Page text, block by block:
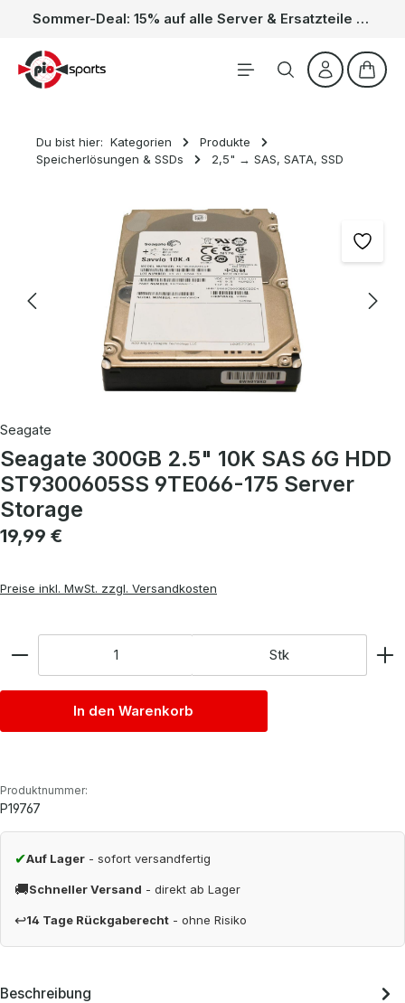
Zum Hauptinhalt springen Sommer-Deal: 15% auf alle Server & Ersatzteile – Kein Code nötig, der Rabatt wird automatisch im Warenkorb abgezogen. Gültig vom 01.06. bis 31.08.
Du bist hier: Kategorien
Produkte
Speicherlösungen & SSDs
2,5" → SAS, SATA, SSD
Bildergalerie überspringen
Seagate
Seagate 300GB 2.5" 10K SAS 6G HDD
ST9300605SS 9TE066-175 Server
Storage
Regulärer Preis:
19,99 €
Preise inkl. MwSt. zzgl. Versandkosten
Stk
In den Warenkorb
Produktnummer:
P19767
✔Auf Lager - sofort versandfertig
🚚Schneller Versand - direkt ab Lager
↩14 Tage Rückgaberecht - ohne Risiko
Beschreibung